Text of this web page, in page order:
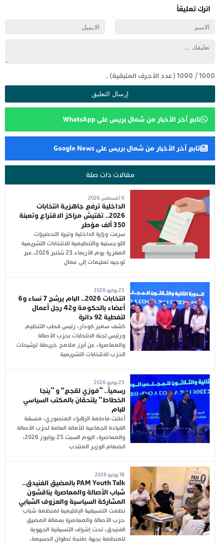
اترك تعليقاً
1000
/
1000(عدد الأحرف المتبقية) .
تابع آخر الأخبار من شمال بريس على WhatsApp
تابع آخر الأخبار من شمال بريس على Google News
مقالات ذات صلة
6 أغسطس 2026
الداخلية ترفع جاهزية انتخابات
2026.. تفتيش مراكز الاقتراع وتعبئة
350 ألف مؤطر
سرعت وزارة الداخلية وتيرة التحضيرات
اللوجستية والتنظيمية للانتخابات التشريعية
المقررة يوم الأربعاء 23 شتنبر 2026، عبر
توجيه تعليمات إلى عمال
25 يوليو 2026
انتخابات 2026.. البام يرشح 7 نساء و6
أعضاء بالحكومة و42 رجل أعمال
لتغطية 92 دائرة
كشف سمير كودار، رئيس قطب التنظيم
ورئيس لجنة الانتخابات بحزب الأصالة
والمعاصرة، عن أبرز ملامح خريطة ترشيحات
الحزب للانتخابات التشريعية
25 يوليو 2026
رسمياً.. “فوزي لقجع” و “ينجا
الخطاط” يلتحقان بالمكتب السياسي
للبام
أعلنت فاطمة الزهراء المنصوري، منسقة
القيادة الجماعية للأمانة العامة لحزب الأصالة
والمعاصرة، اليوم السبت 25 يوليوز 2026،
انضمام الوزير المنتدب
18 يوليو 2026
PAM Youth Talk بالمضيق الفنيدق..
شباب الأصالة والمعاصرة يناقشون
المشاركة السياسية والعزوف الشبابي
نظمت التنسيقية الإقليمية لمنظمة شباب
حزب الأصالة والمعاصرة بعمالة المضيق
الفنيدق، تحت إشراف التنسيقية الجهوية
للمنظمة بجهة طنجة تطوان الحسيمة،